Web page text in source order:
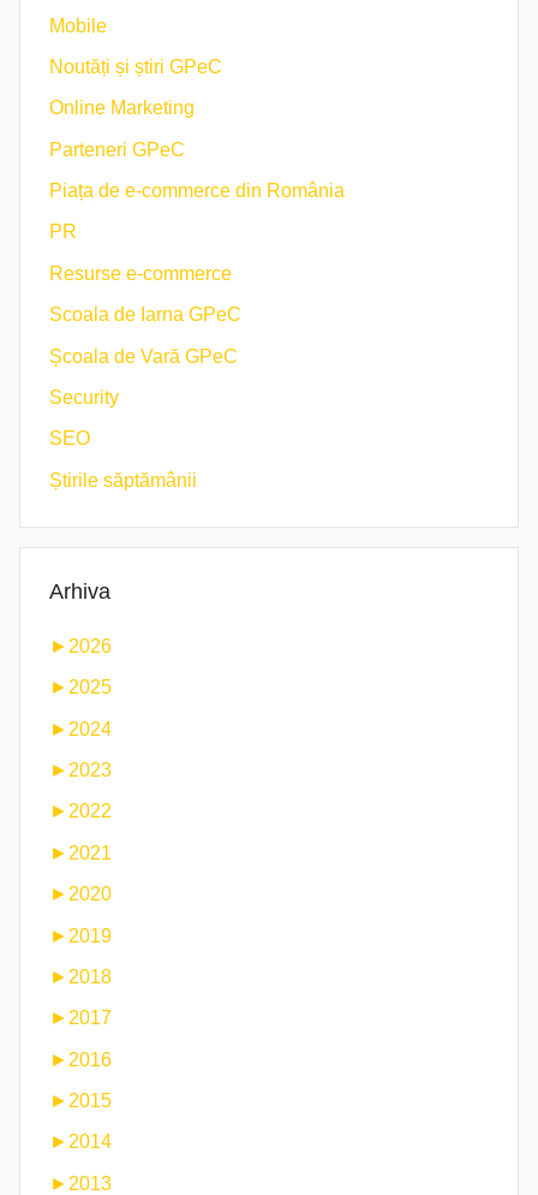
Mobile
Noutăți și știri GPeC
Online Marketing
Parteneri GPeC
Piața de e-commerce din România
PR
Resurse e-commerce
Scoala de Iarna GPeC
Școala de Vară GPeC
Security
SEO
Știrile săptămânii
Arhiva
► 2026
► 2025
► 2024
► 2023
►2022
► 2021
► 2020
► 2019
► 2018
► 2017
► 2016
► 2015
►2014
► 2013